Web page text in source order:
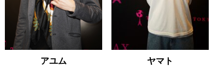
アユム ヤマト